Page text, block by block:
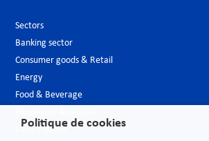
Sectors
Banking sector
Consumer goods & Retail
Energy
Food & Beverage
Luxury Goods
Politique de cookies